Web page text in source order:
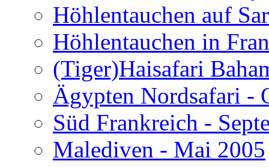
Höhlentauchen auf
Höhlentauchen in
(Tiger)Haisafari
Ägypten Nordsafari -
Süd Frankreich -
Malediven - Mai 2005